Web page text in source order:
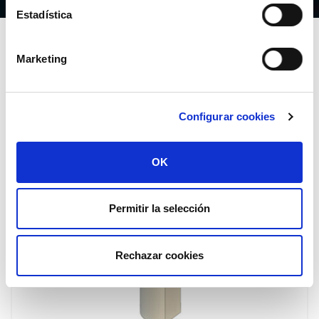
Estadística
Marketing
Configurar cookies
OK
Permitir la selección
Rechazar cookies
Productos
SCANBODY INTRAORAL
IBO 1102702